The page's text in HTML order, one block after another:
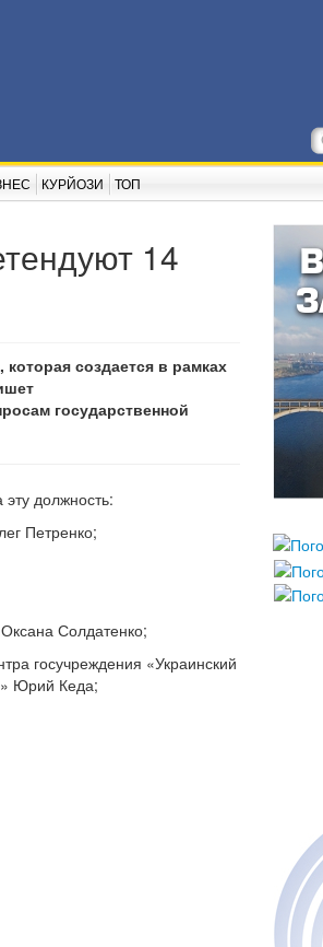
КУРЙОЗИ ТОП
14
создается в рамках
государственной
должность:
Петренко;
Солдатенко;
госучреждения «Украинский
Юрий Кеда;